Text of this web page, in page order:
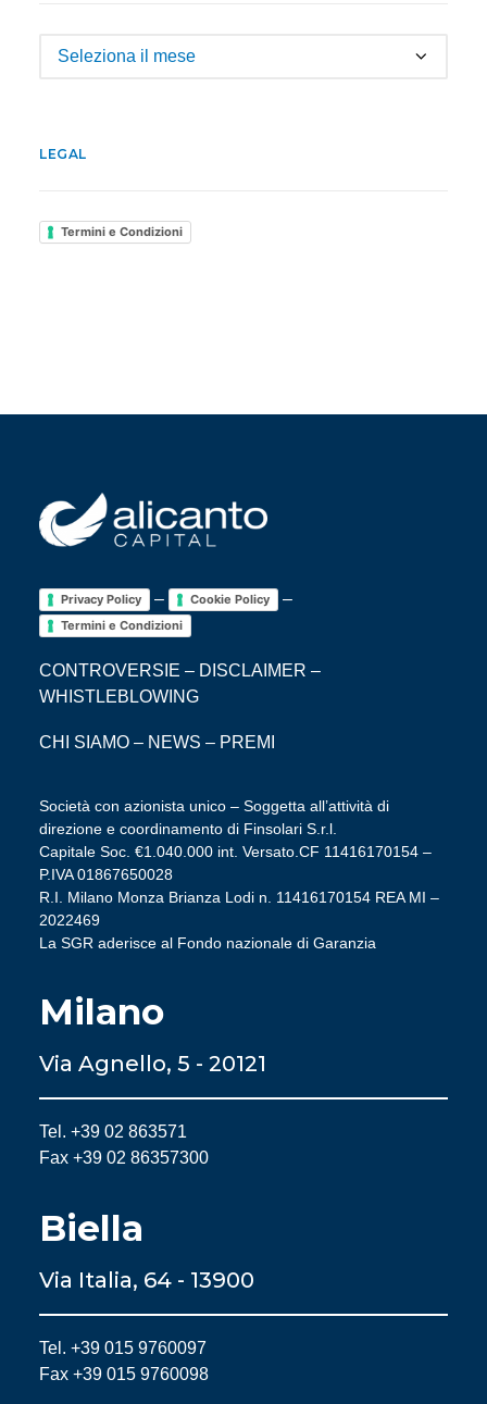
Archivio
LEGAL
Termini e Condizioni
Privacy Policy – Cookie Policy –
Termini e Condizioni
CONTROVERSIE – DISCLAIMER –
WHISTLEBLOWING
CHI SIAMO – NEWS – PREMI
Società con azionista unico – Soggetta all’attività di
direzione e coordinamento di Finsolari S.r.l.
Capitale Soc. €1.040.000 int. Versato.CF 11416170154 –
P.IVA 01867650028
R.I. Milano Monza Brianza Lodi n. 11416170154 REA MI –
2022469
La SGR aderisce al Fondo nazionale di Garanzia
Milano
Via Agnello, 5 - 20121
Tel. +39 02 863571
Fax +39 02 86357300
Biella
Via Italia, 64 - 13900
Tel. +39 015 9760097
Fax +39 015 9760098